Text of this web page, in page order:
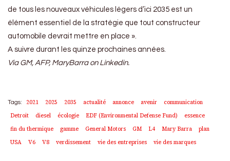
de tous les nouveaux véhicules légers d’ici 2035 est un
élément essentiel de la stratégie que tout constructeur
automobile devrait mettre en place ».
A suivre durant les quinze prochaines années.
Via GM, AFP, MaryBarra on Linkedin.
Tags: 2021 2025 2035 actualité annonce avenir
communication
Detroit
diesel écologie EDF (Environmental Defense Fund)
essence
fin du thermique
gamme General Motors GM L4 Mary Barra
plan
USA
V6 V8 verdissement vie des entreprises vie des marques